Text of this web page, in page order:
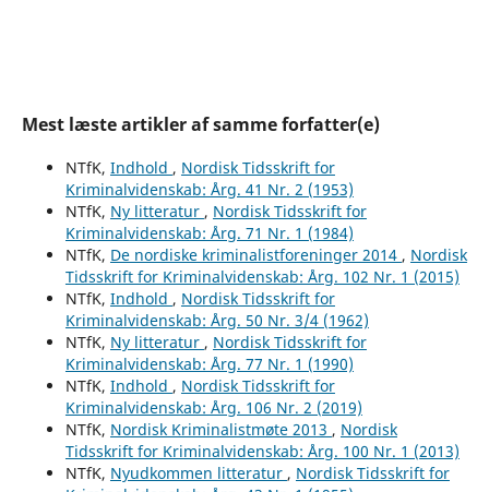
Mest læste artikler af samme forfatter(e)
NTfK, Indhold , Nordisk Tidsskrift for
Kriminalvidenskab: Årg. 41 Nr. 2 (1953)
NTfK, Ny litteratur , Nordisk Tidsskrift for
Kriminalvidenskab: Årg. 71 Nr. 1 (1984)
NTfK, De nordiske kriminalistforeninger 2014 , Nordisk
Tidsskrift for Kriminalvidenskab: Årg. 102 Nr. 1 (2015)
NTfK, Indhold , Nordisk Tidsskrift for
Kriminalvidenskab: Årg. 50 Nr. 3/4 (1962)
NTfK, Ny litteratur , Nordisk Tidsskrift for
Kriminalvidenskab: Årg. 77 Nr. 1 (1990)
NTfK, Indhold , Nordisk Tidsskrift for
Kriminalvidenskab: Årg. 106 Nr. 2 (2019)
NTfK, Nordisk Kriminalistmøte 2013 , Nordisk
Tidsskrift for Kriminalvidenskab: Årg. 100 Nr. 1 (2013)
NTfK, Nyudkommen litteratur , Nordisk Tidsskrift for